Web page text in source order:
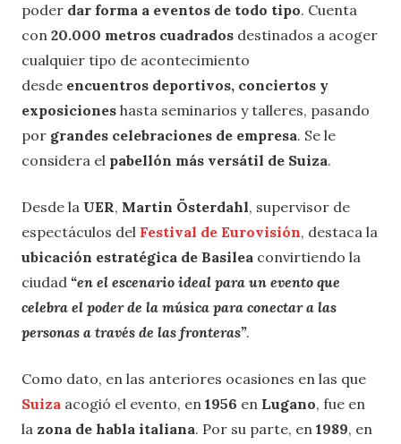
poder dar forma a eventos de todo tipo. Cuenta
con 20.000 metros cuadrados destinados a acoger
cualquier tipo de acontecimiento
desde encuentros deportivos, conciertos y
exposiciones hasta seminarios y talleres, pasando
por grandes celebraciones de empresa. Se le
considera el pabellón más versátil de Suiza.
Desde la UER, Martin Österdahl, supervisor de
espectáculos del Festival de Eurovisión, destaca la
ubicación estratégica de Basilea convirtiendo la
ciudad “en el escenario ideal para un evento que
celebra el poder de la música para conectar a las
personas a través de las fronteras”.
Como dato, en las anteriores ocasiones en las que
Suiza acogió el evento, en 1956 en Lugano, fue en
la zona de habla italiana. Por su parte, en 1989, en